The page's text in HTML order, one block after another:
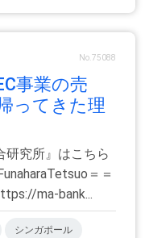
No.75088
事業の売
ってきた理
研究所』はこちら
＝＝
ma-bank...
シンガポール